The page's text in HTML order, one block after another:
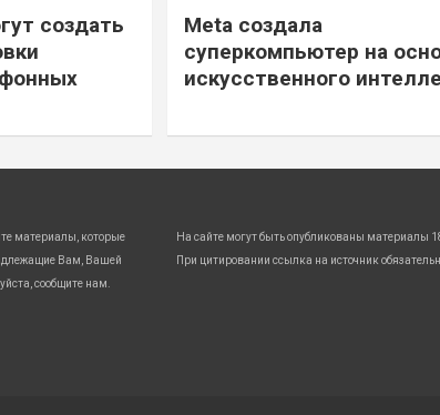
создать
Meta создала
суперкомпьютер на
искусственного
материалы, которые
Вам, Вашей
сообщите нам.
На сайте могут быть опубликованы материалы
При цитировании ссылка на источник